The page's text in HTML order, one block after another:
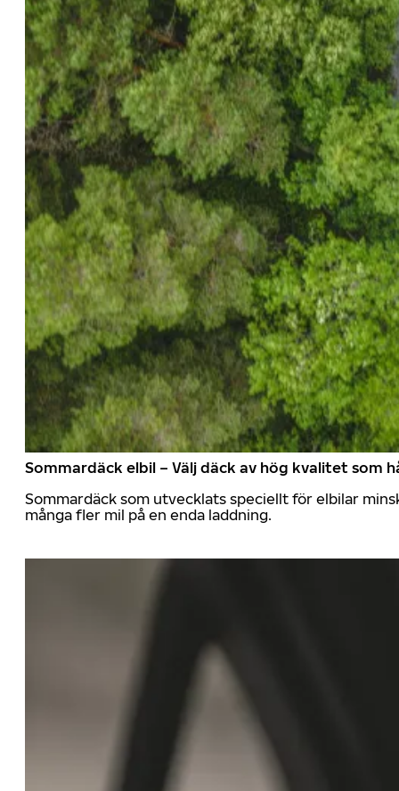
Sommardäck elbil – Välj däck av hög kvalitet som
Sommardäck som utvecklats speciellt för elbilar
många fler mil på en enda laddning.